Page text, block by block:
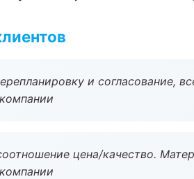
и согласование,
цена/качество.